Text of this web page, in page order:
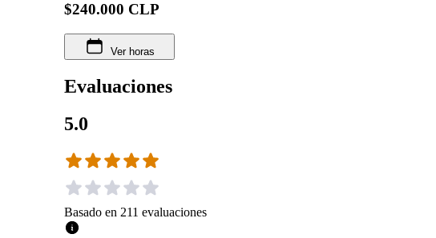
$240.000 CLP
Ver horas
Evaluaciones
5.0
Basado en 211 evaluaciones